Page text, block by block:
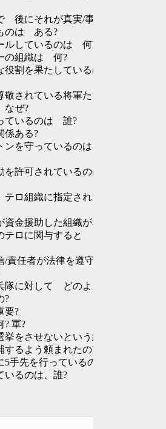
後にそれが真実/事実
のは ある?
ルしているのは 何?
の組織は 何?
割を果たしているの
されている将軍たちに
なぜ?
ているのは 誰?
ある?
ンを守っているのは
を許可されているのは
ロ組織に指定されてい
金援助した組織が暴力
テロに関与すると どう
任者が法律を遵守し
隊に対して どのような
?
要?
軍?
挙をさせないという約束
るよう頼まれたの?
手先を行っているの?
いるのは、誰?